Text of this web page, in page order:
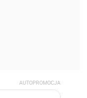
AUTOPROMOCJA